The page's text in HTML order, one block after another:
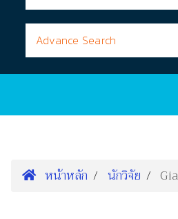
Advance Search
หน้าหลัก นักวิจัย